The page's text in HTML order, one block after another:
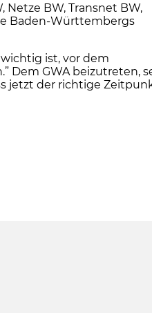
BW, Transnet BW,
Baden-Württembergs
ist, vor dem
Dem GWA beizutreten,
jetzt der richtige